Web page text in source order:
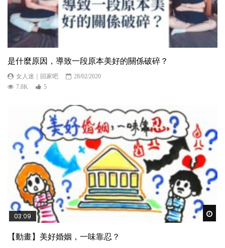
是什麼原因，導致一段原本美好的關係破碎？
女人迷｜回家吧
28/02/2020
7.8K
5
03:09
【動畫】美好婚姻，一味靠忍？